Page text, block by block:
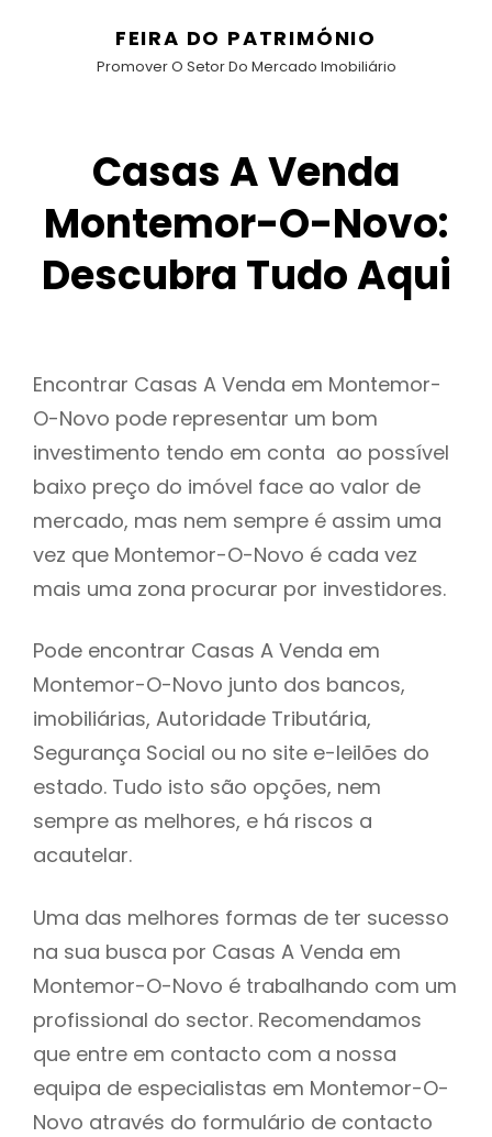
FEIRA DO PATRIMÓNIO
Promover O Setor Do Mercado Imobiliário
Casas A Venda
Montemor-O-Novo:
Descubra Tudo Aqui
Encontrar Casas A Venda em Montemor-
O-Novo pode representar um bom
investimento tendo em conta ao possível
baixo preço do imóvel face ao valor de
mercado, mas nem sempre é assim uma
vez que Montemor-O-Novo é cada vez
mais uma zona procurar por investidores.
Pode encontrar Casas A Venda em
Montemor-O-Novo junto dos bancos,
imobiliárias, Autoridade Tributária,
Segurança Social ou no site e-leilões do
estado. Tudo isto são opções, nem
sempre as melhores, e há riscos a
acautelar.
Uma das melhores formas de ter sucesso
na sua busca por Casas A Venda em
Montemor-O-Novo é trabalhando com um
profissional do sector. Recomendamos
que entre em contacto com a nossa
equipa de especialistas em Montemor-O-
Novo através do formulário de contacto